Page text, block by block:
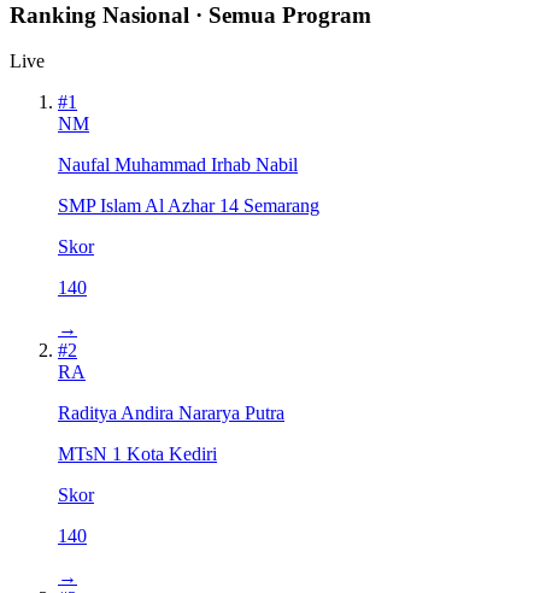
Ranking Nasional · Semua Program
Live
#1
NM
Naufal Muhammad Irhab Nabil
SMP Islam Al Azhar 14 Semarang
Skor
140
→
#2
RA
Raditya Andira Nararya Putra
MTsN 1 Kota Kediri
Skor
140
→